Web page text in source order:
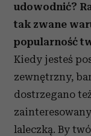
udowodnić?
tak zwane
popularność
Kiedy jesteś
zewnętrzny,
dostrzegano
laleczką. By